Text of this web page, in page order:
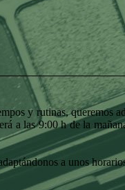
y rutinas,
a las 9:00 h de la
a unos